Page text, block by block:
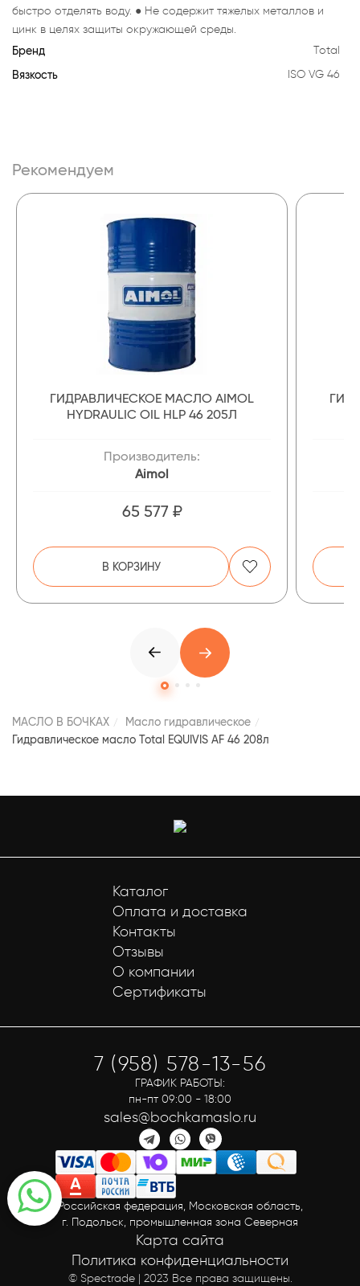
быстро отделять воду. ● Не содержит тяжелых металлов и
цинк в целях защиты окружающей среды.
Бренд Total
Вязкость ISO VG 46
Рекомендуем
ГИДРАВЛИЧЕСКОЕ МАСЛО AIMOL
HYDRAULIC OIL HLP 46 205Л
Производитель:
Aimol
65 577 ₽
В КОРЗИНУ
МАСЛО В БОЧКАХ
Масло гидравлическое
Гидравлическое масло Total EQUIVIS AF 46 208л
Каталог
Оплата и доставка
Контакты
Отзывы
О компании
Сертификаты
Российская федерация, Московская область,
г. Подольск, промышленная зона Северная
© Spectrade | 2023 Все права защищены.
Политика конфиденциальности
Карта сайта
7 (958) 578-13-56
ГРАФИК РАБОТЫ:
пн-пт 09:00 - 18:00
sales@bochkamaslo.ru